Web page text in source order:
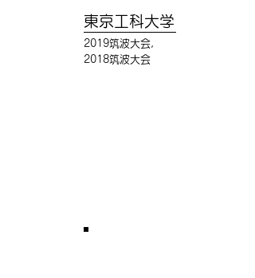
東京工科大学
2019筑波大会,
2018筑波大会